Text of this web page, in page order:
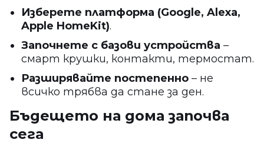
Изберете платформа (Google, Alexa,
Apple HomeKit).
Започнете с базови устройства –
смарт крушки, контакти, термостат.
Разширявайте постепенно – не
всичко трябва да стане за ден.
Бъдещето на дома започва
сега